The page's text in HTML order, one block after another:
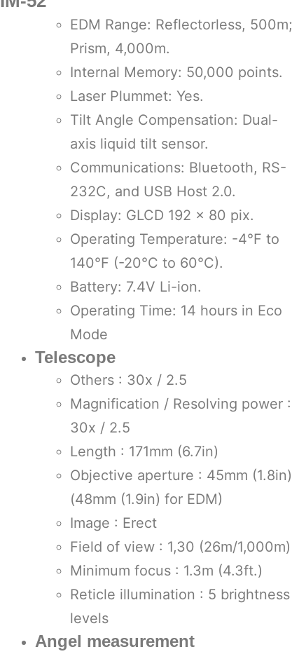
EDM Range: Reflectorless, 500m;
Prism, 4,000m.
Internal Memory: 50,000 points.
Laser Plummet: Yes.
Tilt Angle Compensation: Dual-
axis liquid tilt sensor.
Communications: Bluetooth, RS-
232C, and USB Host 2.0.
Display: GLCD 192 x 80 pix.
Operating Temperature: -4°F to
140°F (-20°C to 60°C).
Battery: 7.4V Li-ion.
Operating Time: 14 hours in Eco
Mode
Telescope
Others : 30x / 2.5
Magnification / Resolving power :
30x / 2.5
Length : 171mm (6.7in)
Objective aperture : 45mm (1.8in)
(48mm (1.9in) for EDM)
Image : Erect
Field of view : 1,30 (26m/1,000m)
Minimum focus : 1.3m (4.3ft.)
Reticle illumination : 5 brightness
levels
Angel measurement